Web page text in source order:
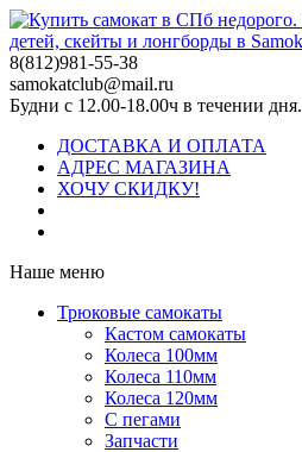
8(812)981-55-38
samokatclub@mail.ru
Будни с 12.00-18.00ч в течении дня.
ДОСТАВКА И ОПЛАТА
АДРЕС МАГАЗИНА
ХОЧУ СКИДКУ!
Наше меню
Трюковые самокаты
Кастом самокаты
Колеса 100мм
Колеса 110мм
Колеса 120мм
С пегами
Запчасти